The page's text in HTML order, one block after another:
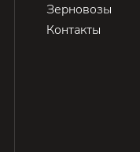
Зерновозы
Контакты